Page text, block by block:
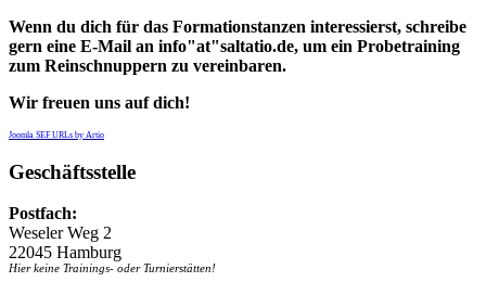
Wenn du dich für das Formationstanzen interessierst, schreibe
gern eine E-Mail an info"at"saltatio.de, um ein Probetraining
zum Reinschnuppern zu vereinbaren.
Wir freuen uns auf dich!
Joomla SEF URLs by Artio
Geschäftsstelle
Postfach:
Weseler Weg 2
22045 Hamburg
Hier keine Trainings- oder Turnierstätten!